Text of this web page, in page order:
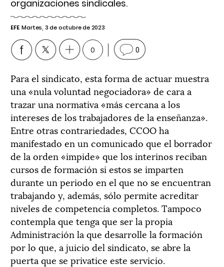
organizaciones sindicales.
EFE Martes, 3 de octubre de 2023
0 0
Para el sindicato, esta forma de actuar muestra
una «nula voluntad negociadora» de cara a
trazar una normativa «más cercana a los
intereses de los trabajadores de la enseñanza».
Entre otras contrariedades, CCOO ha
manifestado en un comunicado que el borrador
de la orden «impide» que los interinos reciban
cursos de formación si estos se imparten
durante un periodo en el que no se encuentran
trabajando y, además, sólo permite acreditar
niveles de competencia completos. Tampoco
contempla que tenga que ser la propia
Administración la que desarrolle la formación
por lo que, a juicio del sindicato, se abre la
puerta que se privatice este servicio.